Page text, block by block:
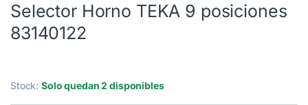
Selector Horno TEKA 9 posiciones
83140122
Stock:Solo quedan 2 disponibles